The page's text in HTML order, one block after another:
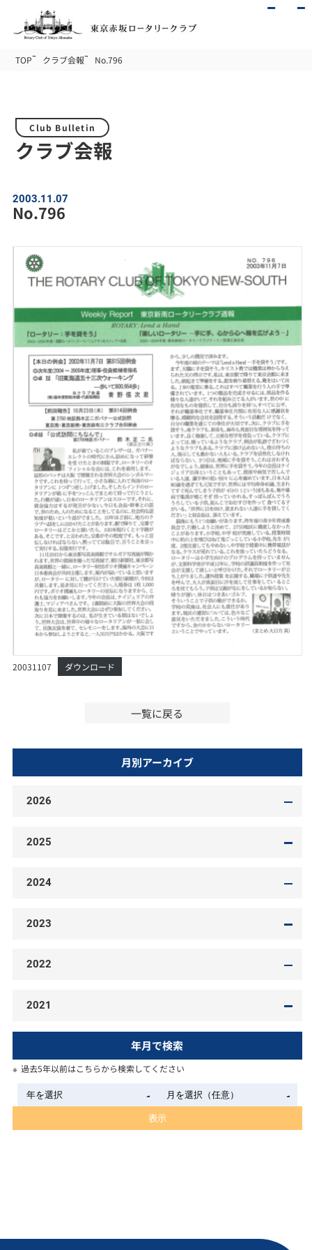
TOP クラブ会報 No.796
Club Bulletin
クラブ会報
2003.11.07
No.796
20031107 ダウンロード
一覧に戻る
月別アーカイブ
2026
2025
2024
2023
2022
2021
年月で検索
過去5年以前はこちらから検索してください
表示